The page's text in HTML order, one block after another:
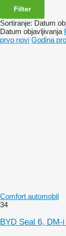
Filter
Sortiranje: Datum
Datum objavljivanja
prvo novi Godina
Comfort automobil
34
BYD Seal 6, DM-